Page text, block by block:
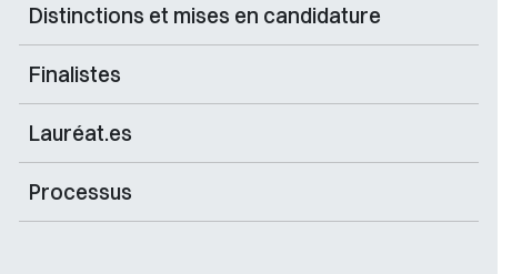
Distinctions et mises en candidature
Finalistes
Lauréat.es
Processus